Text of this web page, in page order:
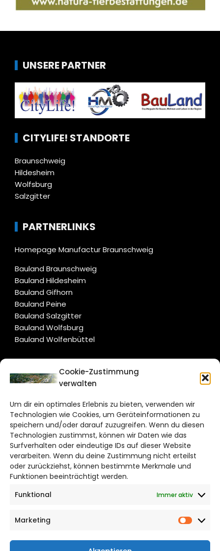
Cookie-Zustimmung
verwalten
Um dir ein optimales Erlebnis zu bieten, verwenden wir
Technologien wie Cookies, um Geräteinformationen zu
speichern und/oder darauf zuzugreifen. Wenn du diesen
Technologien zustimmst, können wir Daten wie das
Surfverhalten oder eindeutige IDs auf dieser Website
verarbeiten. Wenn du deine Zustimmung nicht erteilst
oder zurückziehst, können bestimmte Merkmale und
Funktionen beeinträchtigt werden.
Funktional
Immer aktiv
Marketing
UNSERE PARTNER
CITYLIFE! STANDORTE
Braunschweig
Hildesheim
Wolfsburg
Salzgitter
PARTNERLINKS
Homepage Manufactur Braunschweig
Bauland Braunschweig
Bauland Hildesheim
Bauland Gifhorn
Bauland Peine
Bauland Salzgitter
Bauland Wolfsburg
Bauland Wolfenbüttel
CITYLIFE!
Bruchtorwall 12
38100 Braunschweig
Telefon: 0531 387220 – 65
DAS STADTMAGAZIN FÜR
WOLFSBURG
Impressum
Cookie Richtlinie
CITYLIFE! BEI FACEBOOK